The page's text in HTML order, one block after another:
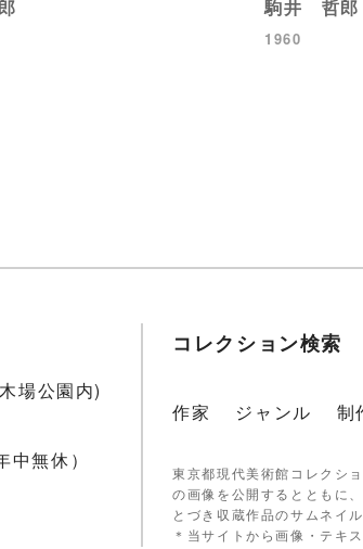
駒井 哲郎
1960
場公園内)
無休）
コレクション検索
作家 ジャンル 制
東京都現代美術館コレクシ
の画像を公開するとともに
とづき収蔵作品のサムネイ
＊当サイトから画像・テキ